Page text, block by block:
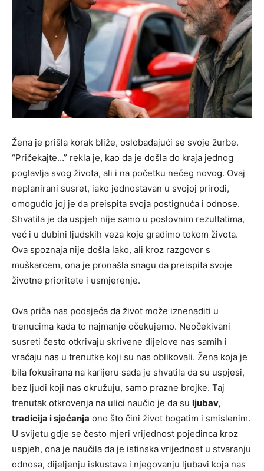
Žena je prišla korak bliže, oslobađajući se svoje žurbe.
“Pričekajte…” rekla je, kao da je došla do kraja jednog
poglavlja svog života, ali i na početku nečeg novog. Ovaj
neplanirani susret, iako jednostavan u svojoj prirodi,
omogućio joj je da preispita svoja postignuća i odnose.
Shvatila je da uspjeh nije samo u poslovnim rezultatima,
već i u dubini ljudskih veza koje gradimo tokom života.
Ova spoznaja nije došla lako, ali kroz razgovor s
muškarcem, ona je pronašla snagu da preispita svoje
životne prioritete i usmjerenje.
Ova priča nas podsjeća da život može iznenaditi u
trenucima kada to najmanje očekujemo. Neočekivani
susreti često otkrivaju skrivene dijelove nas samih i
vraćaju nas u trenutke koji su nas oblikovali. Žena koja je
bila fokusirana na karijeru sada je shvatila da su uspjesi,
bez ljudi koji nas okružuju, samo prazne brojke. Taj
trenutak otkrovenja na ulici naučio je da su ljubav,
tradicija i sjećanja ono što čini život bogatim i smislenim.
U svijetu gdje se često mjeri vrijednost pojedinca kroz
uspjeh, ona je naučila da je istinska vrijednost u stvaranju
odnosa, dijeljenju iskustava i njegovanju ljubavi koja nas